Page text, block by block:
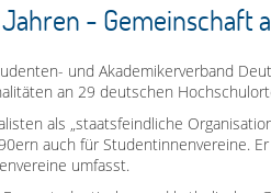
Jahren - Gemeinschaft
und Akademikerverband
an 29 deutschen
als „staatsfeindliche
auch für Studentinnenvereine.
umfasst.